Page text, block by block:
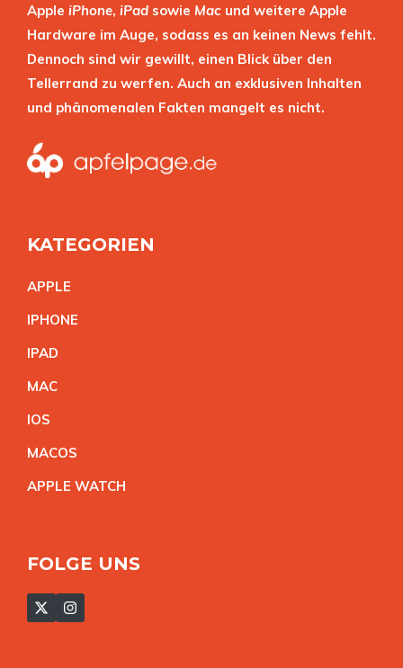
Apple iPhone, iPad sowie Mac und weitere Apple
Hardware im Auge, sodass es an keinen News fehlt.
Dennoch sind wir gewillt, einen Blick über den
Tellerrand zu werfen. Auch an exklusiven Inhalten
und phänomenalen Fakten mangelt es nicht.
KATEGORIEN
APPLE
IPHONE
IPAD
MAC
IOS
MACOS
APPLE WATCH
FOLGE UNS